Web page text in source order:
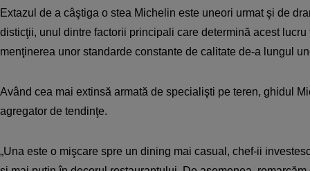
Extazul de a câştiga o stea Michelin este uneori urmat şi de
disticţii, unul dintre factorii principali care determină acest
menţinerea unor standarde constante de calitate de-a lungul
Având cea mai extinsă armată de specialişti pe teren, ghidul
agregator de tendinţe.
„Una este o mişcare spre un dining mai casual, chef-ii